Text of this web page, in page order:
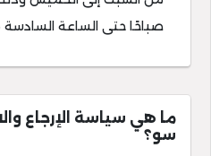
صباحًا حتى الساعة
ما هي سياسة الإرجاع
سو؟